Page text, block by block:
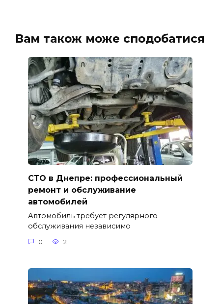
Вам також може сподобатися
СТО в Днепре: профессиональный
ремонт и обслуживание
автомобилей
Автомобиль требует регулярного
обслуживания независимо
0 2